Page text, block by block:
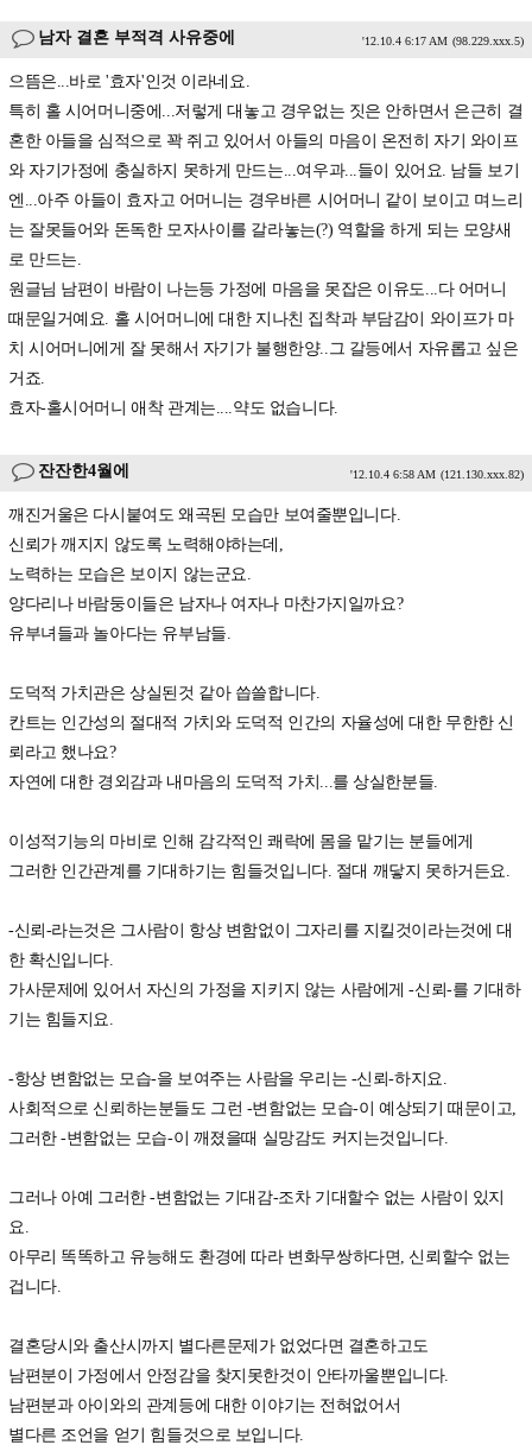
남자 결혼 부적격 사유중에 '12.10.4 6:17 AM (98.229.xxx.5)
으뜸은...바로 '효자'인것 이라네요.
특히 홀 시어머니중에...저렇게 대놓고 경우없는 짓은 안하면서 은근히 결
혼한 아들을 심적으로 꽉 쥐고 있어서 아들의 마음이 온전히 자기 와이프
와 자기가정에 충실하지 못하게 만드는...여우과...들이 있어요. 남들 보기
엔...아주 아들이 효자고 어머니는 경우바른 시어머니 같이 보이고 며느리
는 잘못들어와 돈독한 모자사이를 갈라놓는(?) 역할을 하게 되는 모양새
로 만드는.
원글님 남편이 바람이 나는등 가정에 마음을 못잡은 이유도...다 어머니
때문일거예요. 홀 시어머니에 대한 지나친 집착과 부담감이 와이프가 마
치 시어머니에게 잘 못해서 자기가 불행한양..그 갈등에서 자유롭고 싶은
거죠.
효자-홀시어머니 애착 관계는....약도 없습니다.
잔잔한4월에 '12.10.4 6:58 AM (121.130.xxx.82)
깨진거울은 다시붙여도 왜곡된 모습만 보여줄뿐입니다.
신뢰가 깨지지 않도록 노력해야하는데,
노력하는 모습은 보이지 않는군요.
양다리나 바람둥이들은 남자나 여자나 마찬가지일까요?
유부녀들과 놀아다는 유부남들.
도덕적 가치관은 상실된것 같아 씁쓸합니다.
칸트는 인간성의 절대적 가치와 도덕적 인간의 자율성에 대한 무한한 신
뢰라고 했나요?
자연에 대한 경외감과 내마음의 도덕적 가치...를 상실한분들.
이성적기능의 마비로 인해 감각적인 쾌락에 몸을 맡기는 분들에게
그러한 인간관계를 기대하기는 힘들것입니다. 절대 깨닿지 못하거든요.
-신뢰-라는것은 그사람이 항상 변함없이 그자리를 지킬것이라는것에 대
한 확신입니다.
가사문제에 있어서 자신의 가정을 지키지 않는 사람에게 -신뢰-를 기대하
기는 힘들지요.
-항상 변함없는 모습-을 보여주는 사람을 우리는 -신뢰-하지요.
사회적으로 신뢰하는분들도 그런 -변함없는 모습-이 예상되기 때문이고,
그러한 -변함없는 모습-이 깨졌을때 실망감도 커지는것입니다.
그러나 아예 그러한 -변함없는 기대감-조차 기대할수 없는 사람이 있지
요.
아무리 똑똑하고 유능해도 환경에 따라 변화무쌍하다면, 신뢰할수 없는
겁니다.
결혼당시와 출산시까지 별다른문제가 없었다면 결혼하고도
남편분이 가정에서 안정감을 찾지못한것이 안타까울뿐입니다.
남편분과 아이와의 관계등에 대한 이야기는 전혀없어서
별다른 조언을 얻기 힘들것으로 보입니다.